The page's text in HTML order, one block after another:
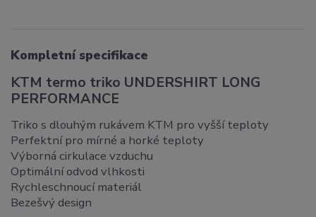
Kompletní specifikace
KTM termo triko UNDERSHIRT LONG
PERFORMANCE
Triko s dlouhým rukávem KTM pro vyšší teploty
Perfektní pro mírné a horké teploty
Výborná cirkulace vzduchu
Optimální odvod vlhkosti
Rychleschnoucí materiál
Bezešvý design